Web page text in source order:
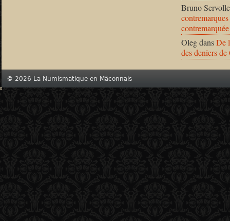
Bruno Servolle
OlegdansDe
des deniers
© 2026 La Numismatique en Mâconnais